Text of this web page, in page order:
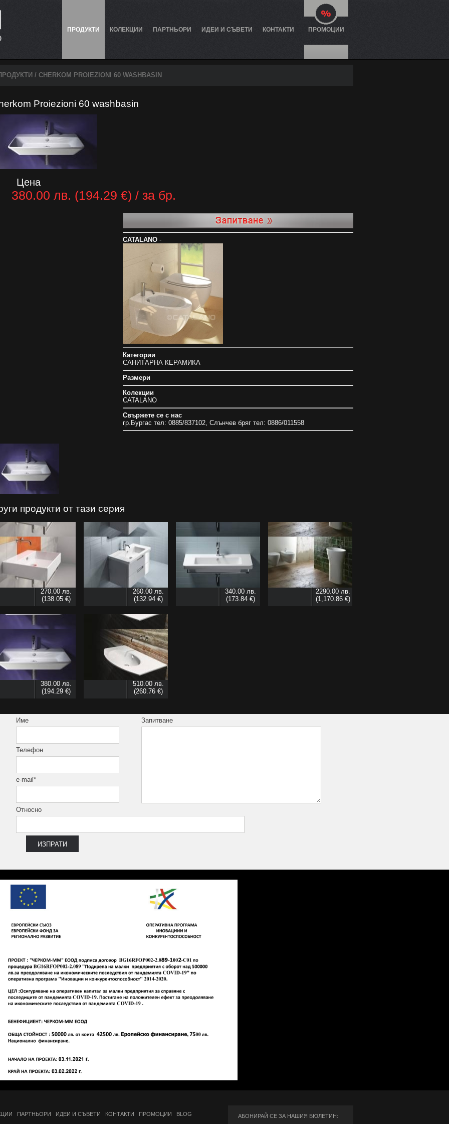
ПРОДУКТИ КОЛЕКЦИИ ПАРТНЬОРИ ИДЕИ И СЪВЕТИ КОНТАКТИ ПРОМОЦИИ
/ CHERKOM PROIEZIONI 60 WASHBASIN
Proiezioni 60 washbasin
Цена
380.00 лв. (194.29 €) / за бр.
CATALANO -
Категории
САНИТАРНА КЕРАМИКА
Размери
Колекции
CATALANO
Свържете се с нас
гр.Бургас тел: 0885/837102, Слънчев бряг тел: 0886/011558
продукти от тази серия
270.00 лв.
(138.05 €)
260.00 лв.
(132.94 €)
340.00 лв.
(173.84 €)
2290.00 лв.
(1,170.86 €)
380.00 лв.
(194.29 €)
510.00 лв.
(260.76 €)
Име
Телефон
e-mail*
Запитване
Относно
ПАРТНЬОРИ ИДЕИ И СЪВЕТИ КОНТАКТИ ПРОМОЦИИ BLOG АБОНИРАЙ СЕ ЗА НАШИЯ БЮЛЕТИН: